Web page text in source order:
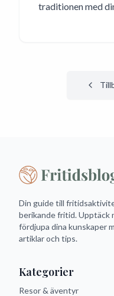
traditionen med
Din guide till
berikande fritid. Upptäck
fördjupa dina kunskaper
artiklar och tips.
Kategorier
Resor & äventyr